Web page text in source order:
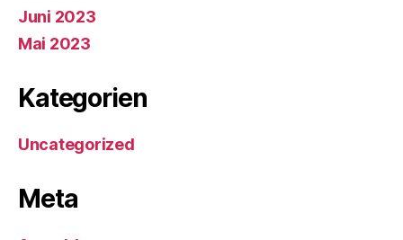
Juni 2023
Mai 2023
Kategorien
Uncategorized
Meta